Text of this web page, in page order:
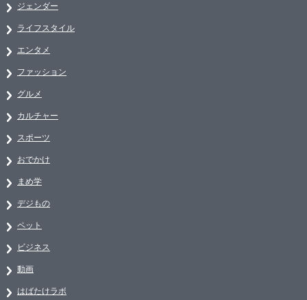
ジェンダー
ライフスタイル
エンタメ
ファッション
グルメ
カルチャー
スポーツ
おでかけ
まめ学
デジもの
ペット
ビジネス
動画
はばたけラボ